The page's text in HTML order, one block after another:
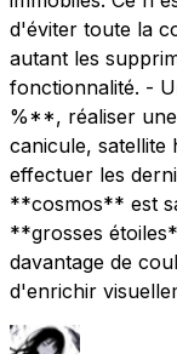
d'éviter toute la
autant les
fonctionnalité. -
%**, réaliser
canicule, satellite
effectuer les
**cosmos** est
**grosses
davantage de
d'enrichir